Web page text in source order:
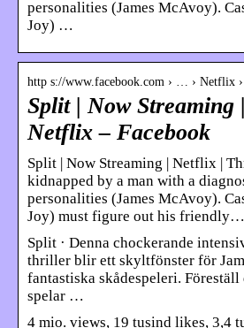
personalities (James McAvoy).
Joy) …
http s://www.facebook.com › … › Netflix
Split | Now
Netflix – Facebook
Split | Now Streaming | Netflix |
kidnapped by a man with a
personalities (James McAvoy).
Joy) must figure out his
Split · Denna chockerande
thriller blir ett skyltfönster för
fantastiska skådespeleri. Föreställ
spelar …
4 mio. views, 19 tusind likes, 3,4